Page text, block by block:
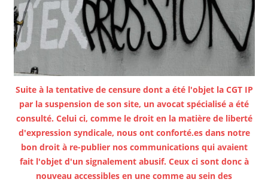
Suite à la tentative de censure dont a été l'objet la CGT IP
par la suspension de son site, un avocat spécialisé a été
consulté. Celui ci, comme le droit en la matière de liberté
d'expression syndicale, nous ont conforté.es dans notre
bon droit à re-publier nos communications qui avaient
fait l'objet d'un signalement abusif. Ceux ci sont donc à
nouveau accessibles en une comme au sein des